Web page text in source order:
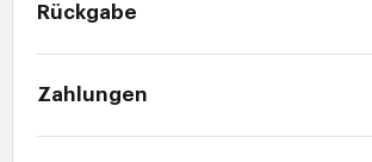
Rückgabe
Zahlungen